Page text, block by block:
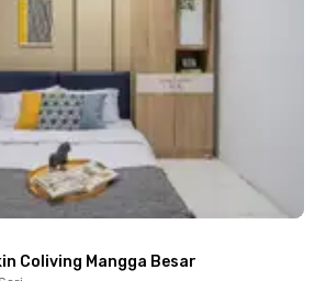
Coliving Mangga Besar